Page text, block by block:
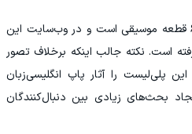
فهرست کامل منتشرشده شامل ۶۵ قطعه موسیقی است و در وب‌سایت این
است. نکته جالب اینکه برخلاف تصور
پلی‌لیست را آثار پاپ انگلیسی‌زبان
بحث‌های زیادی بین دنبال‌کنندگان